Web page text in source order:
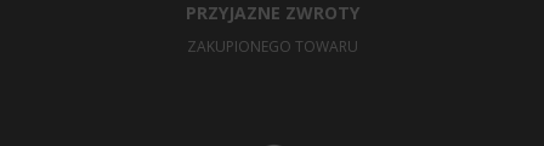
PRZYJAZNE ZWROTY
ZAKUPIONEGO TOWARU